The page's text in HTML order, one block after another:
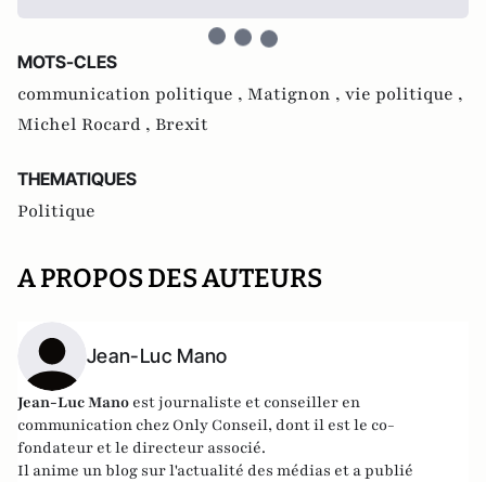
MOTS-CLES
communication politique , Matignon , vie politique ,
Michel Rocard , Brexit
THEMATIQUES
Politique
A PROPOS DES AUTEURS
Jean-Luc Mano
Jean-Luc Mano est journaliste et conseiller en
communication chez Only Conseil, dont il est le co-
fondateur et le directeur associé.
Il anime unblog sur l'actualité des médias et a publié